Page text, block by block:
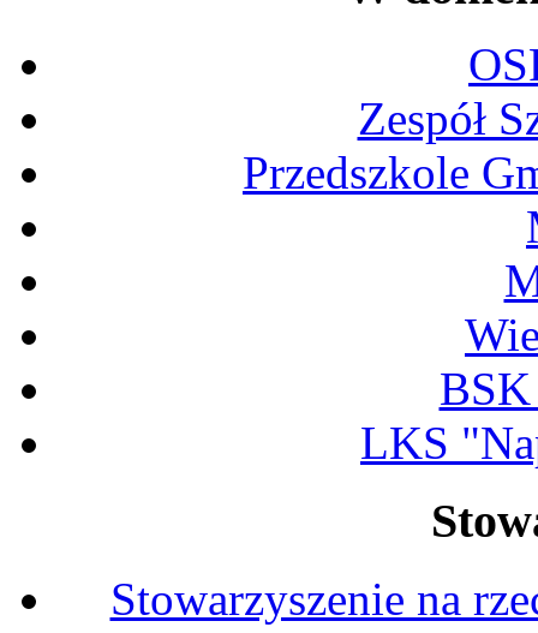
Zespół
Przedszkole
LKS
Stowarzyszenie na